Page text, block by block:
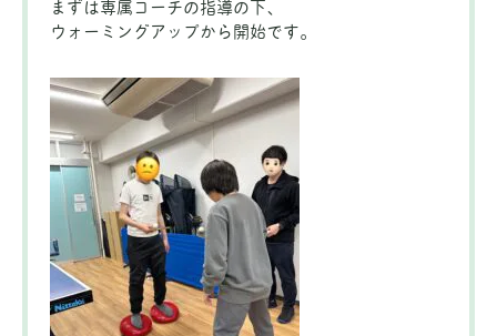
まずは専属コーチの指導の下、
ウォーミングアップから開始です。